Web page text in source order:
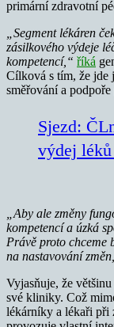
primární zdravotní
„Segment lékáren
zásilkového výdeje
kompetencí,“ říká
Cílková s tím, že jde
směřování a
Sjezd:
výdej
„Aby ale změny
kompetencí a úzká
Právě proto chceme
na nastavování
Vyjasňuje, že
své kliniky. Což
lékárníky a lékaři při